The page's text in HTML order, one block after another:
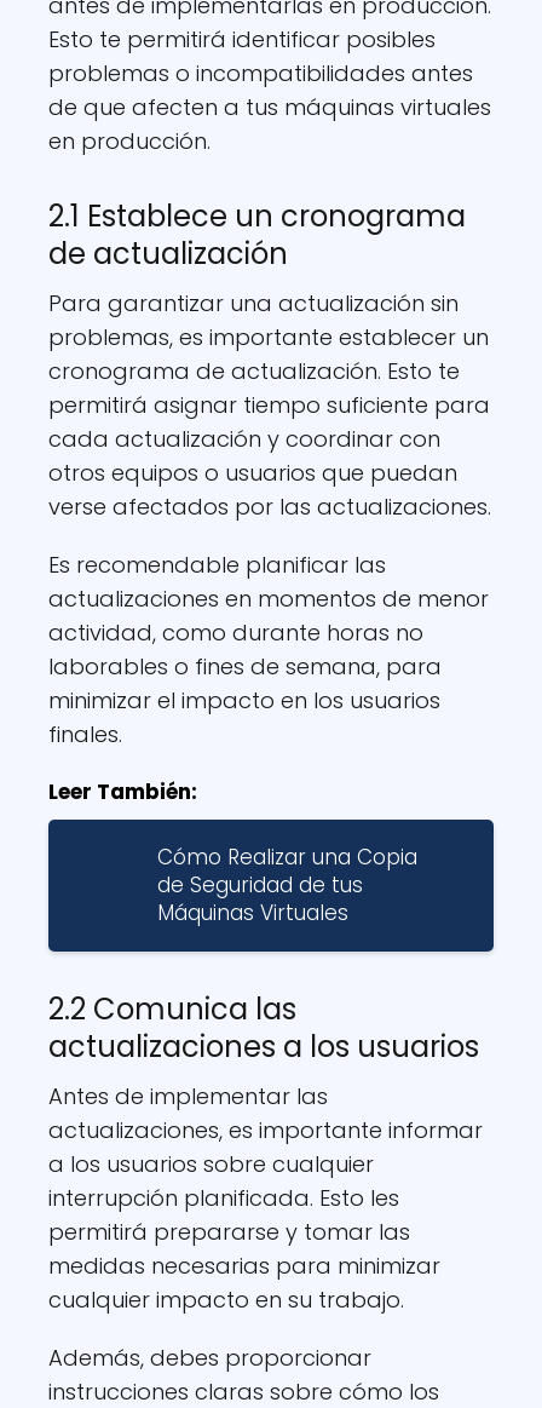
Esto te permitirá identificar posibles
problemas o incompatibilidades antes
de que afecten a tus máquinas virtuales
en producción.
2.1 Establece un cronograma
de actualización
Para garantizar una actualización sin
problemas, es importante establecer un
cronograma de actualización. Esto te
permitirá asignar tiempo suficiente para
cada actualización y coordinar con
otros equipos o usuarios que puedan
verse afectados por las actualizaciones.
Es recomendable planificar las
actualizaciones en momentos de menor
actividad, como durante horas no
laborables o fines de semana, para
minimizar el impacto en los usuarios
finales.
Leer También:
Cómo Realizar una Copia
de Seguridad de tus
Máquinas Virtuales
2.2 Comunica las
actualizaciones a los usuarios
Antes de implementar las
actualizaciones, es importante informar
a los usuarios sobre cualquier
interrupción planificada. Esto les
permitirá prepararse y tomar las
medidas necesarias para minimizar
cualquier impacto en su trabajo.
Además, debes proporcionar
instrucciones claras sobre cómo los